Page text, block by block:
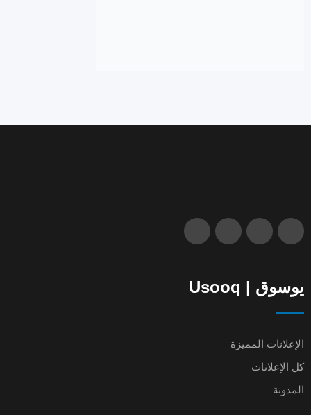
يوسوق | Usooq
الإعلانات المميزة
كل الإعلانات
المدونة